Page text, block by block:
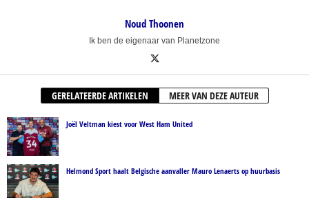
Noud Thoonen
Ik ben de eigenaar van Planetzone
GERELATEERDE ARTIKELEN MEER VAN DEZE AUTEUR
Joël Veltman kiest voor West Ham United
Helmond Sport haalt Belgische aanvaller Mauro Lenaerts op huurbasis